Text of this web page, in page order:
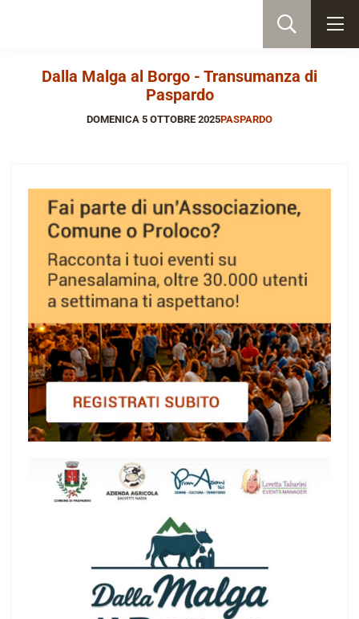
Dalla Malga al Borgo - Transumanza di
Paspardo
DOMENICA 5 OTTOBRE 2025PASPARDO